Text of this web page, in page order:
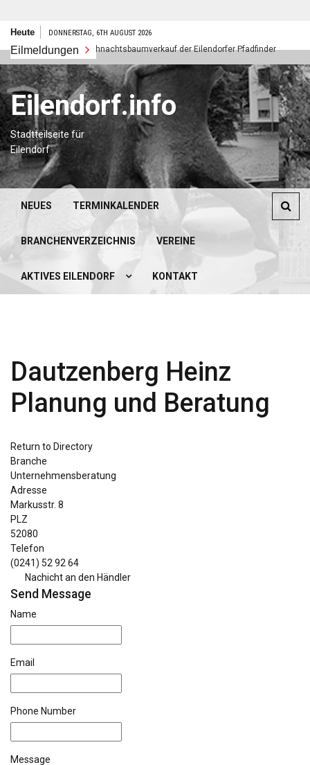
Zum
springen
Heute DONNERSTAG, 6TH AUGUST 2026
EilmeldungenWeihnachtsbaumverkauf der Eilendorfer Pfadfinder
Eilendorf.info
Stadtteilseite für
Eilendorf
NEUES TERMINKALENDER
BRANCHENVERZEICHNIS VEREINE
AKTIVES EILENDORF KONTAKT
Dautzenberg Heinz
Planung und Beratung
Return to Directory
Branche
Unternehmensberatung
Adresse
Markusstr. 8
PLZ
52080
Telefon
(0241) 52 92 64
Nachicht an den Händler
Send Message
Name
Email
Phone Number
Message